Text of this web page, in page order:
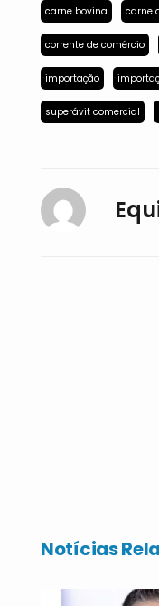
carne bovina carne
corrente de comércio
importação
superávit comercial
Notícias